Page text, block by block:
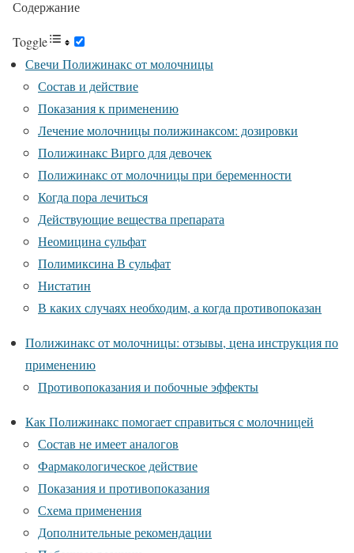
Содержание
Toggle
Свечи Полижинакс от молочницы
Состав и действие
Показания к применению
Лечение молочницы полижинаксом: дозировки
Полижинакс Вирго для девочек
Полижинакс от молочницы при беременности
Когда пора лечиться
Действующие вещества препарата
Неомицина сульфат
Полимиксина В сульфат
Нистатин
В каких случаях необходим, а когда противопоказан
Полижинакс от молочницы: отзывы, цена инструкция по
применению
Противопоказания и побочные эффекты
Как Полижинакс помогает справиться с молочницей
Состав не имеет аналогов
Фармакологическое действие
Показания и противопоказания
Схема применения
Дополнительные рекомендации